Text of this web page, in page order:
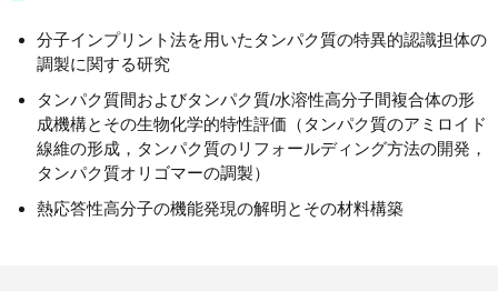
分子インプリント法を用いたタンパク質の特異的認識担体の
調製に関する研究
タンパク質間およびタンパク質/水溶性高分子間複合体の形
成機構とその生物化学的特性評価（タンパク質のアミロイド
線維の形成，タンパク質のリフォールディング方法の開発，
タンパク質オリゴマーの調製）
熱応答性高分子の機能発現の解明とその材料構築